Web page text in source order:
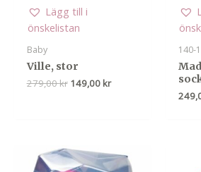
Lägg till i
önskelistan
Baby
Ville, stor
279,00kr Det
149,00 krDet
140-